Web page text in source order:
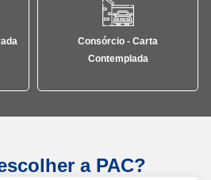
Consórcio - Carta
Contemplada
a PAC?